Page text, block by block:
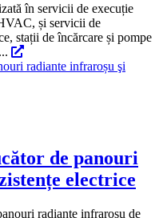
în servicii de execuție
și servicii de
stații de încărcare și pompe
de panouri
electrice
radiante infraroșu de